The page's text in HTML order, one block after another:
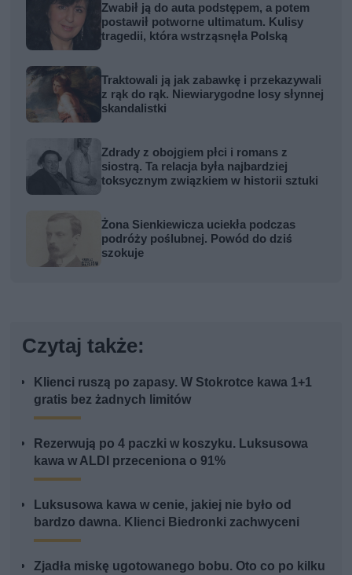
Zwabił ją do auta podstępem, a potem
postawił potworne ultimatum. Kulisy
tragedii, która wstrząsnęła Polską
Traktowali ją jak zabawkę i przekazywali
z rąk do rąk. Niewiarygodne losy słynnej
skandalistki
Zdrady z obojgiem płci i romans z
siostrą. Ta relacja była najbardziej
toksycznym związkiem w historii sztuki
Żona Sienkiewicza uciekła podczas
podróży poślubnej. Powód do dziś
szokuje
Czytaj także:
Klienci ruszą po zapasy. W Stokrotce kawa 1+1
gratis bez żadnych limitów
Rezerwują po 4 paczki w koszyku. Luksusowa
kawa w ALDI przeceniona o 91%
Luksusowa kawa w cenie, jakiej nie było od
bardzo dawna. Klienci Biedronki zachwyceni
Zjadła miskę ugotowanego bobu. Oto co po kilku